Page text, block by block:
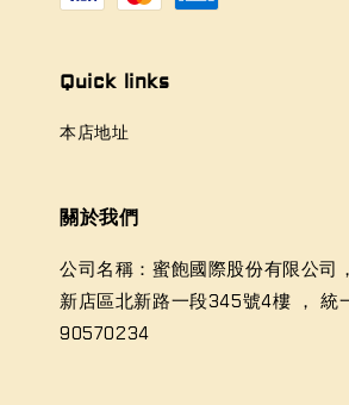
Quick links
本店地址
關於我們
公司名稱：蜜飽國際股份有限公司
新店區北新路一段345號4樓 ， 統
90570234